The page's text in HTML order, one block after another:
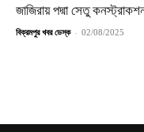
জাজিরায় পদ্মা সেতু
বিক্রমপুর খবর ডেস্ক - 02/08/2025